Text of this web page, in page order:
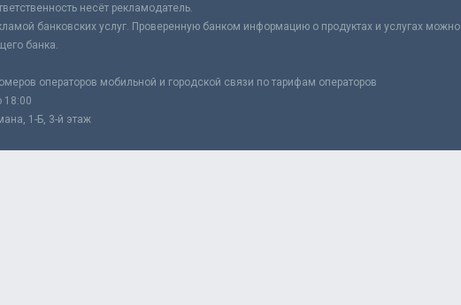
несёт рекламодатель.
банковских услуг. Проверенную банком информацию о продуктах и услугах можно
банка.
операторов мобильной и городской связи по тарифам операторов
18:00
1-Б, 3-й этаж